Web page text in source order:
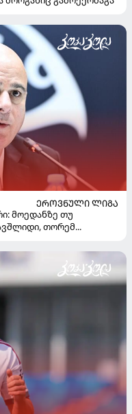
ᲔᲠᲝᲕᲜᲣᲚᲘ ᲚᲘᲒᲐ
მოედანზე თუ
თორემ...